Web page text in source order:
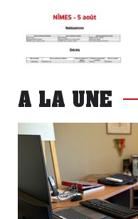
A LA UNE